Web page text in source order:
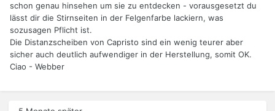
schon genau hinsehen um sie zu entdecken - vorausgesetzt du
lässt dir die Stirnseiten in der Felgenfarbe lackiern, was
sozusagen Pflicht ist.
Die Distanzscheiben von Capristo sind ein wenig teurer aber
sicher auch deutlich aufwendiger in der Herstellung, somit OK.
Ciao - Webber